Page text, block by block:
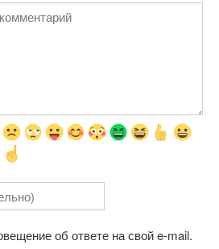
об ответе на свой e-mail.